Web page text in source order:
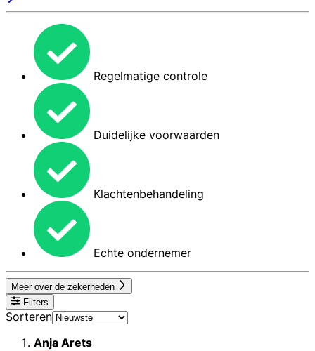
Regelmatige controle
Duidelijke voorwaarden
Klachtenbehandeling
Echte ondernemer
Meer over de zekerheden
Filters
Sorteren
Anja Arets